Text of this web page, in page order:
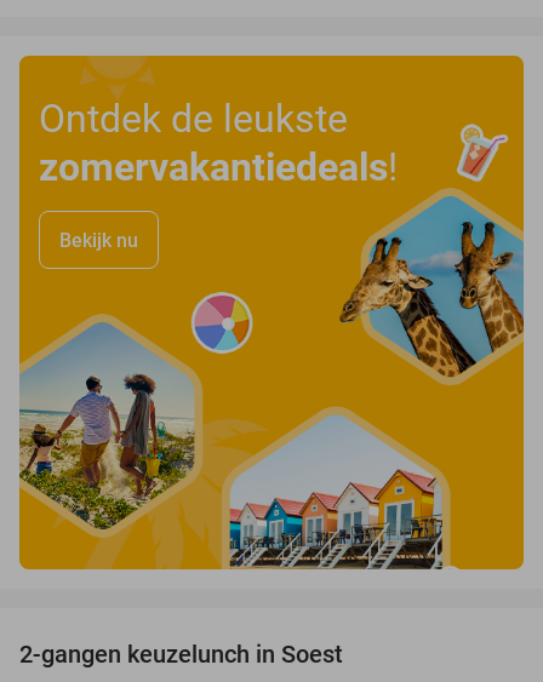
Ontdek de leukste
zomervakantiedeals!
Bekijk nu
2-gangen keuzelunch in Soest